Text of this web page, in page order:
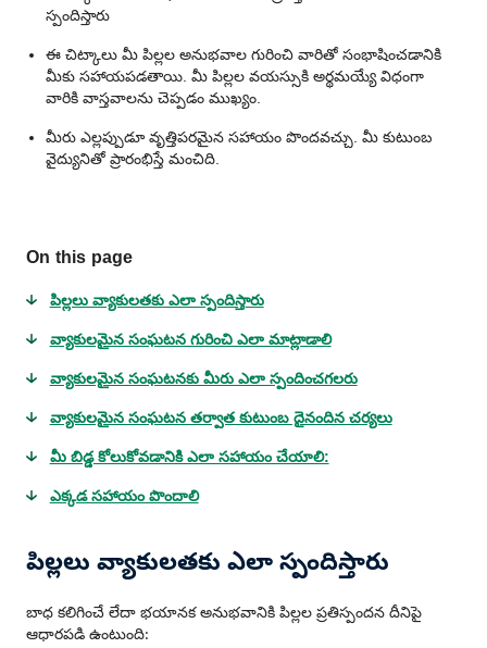
స్పందిస్తారు
ఈ చిట్కాలు మీ పిల్లల అనుభవాల గురించి వారితో సంభాషించడానికి
మీకు సహాయపడతాయి. మీ పిల్లల వయస్సుకి అర్థమయ్యే విధంగా
వారికి వాస్తవాలను చెప్పడం ముఖ్యం.
మీరు ఎల్లప్పుడూ వృత్తిపరమైన సహాయం పొందవచ్చు. మీ కుటుంబ
వైద్యునితో ప్రారంభిస్తే మంచిది.
On this page
పిల్లలు వ్యాకులతకు ఎలా స్పందిస్తారు
వ్యాకులమైన సంఘటన గురించి ఎలా మాట్లాడాలి
వ్యాకులమైన సంఘటనకు మీరు ఎలా స్పందించగలరు
వ్యాకులమైన సంఘటన తర్వాత కుటుంబ దైనందిన చర్యలు
మీ బిడ్డ కోలుకోవడానికి ఎలా సహాయం చేయాలి:
ఎక్కడ సహాయం పొందాలి
పిల్లలు వ్యాకులతకు ఎలా స్పందిస్తారు
బాధ కలిగించే లేదా భయానక అనుభవానికి పిల్లల ప్రతిస్పందన దీనిపై
ఆధారపడి ఉంటుంది: